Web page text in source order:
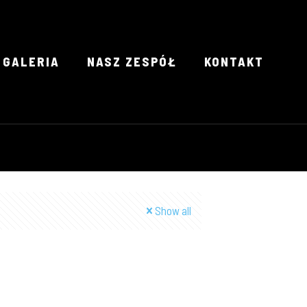
GALERIA NASZ ZESPÓŁ KONTAKT
Show all